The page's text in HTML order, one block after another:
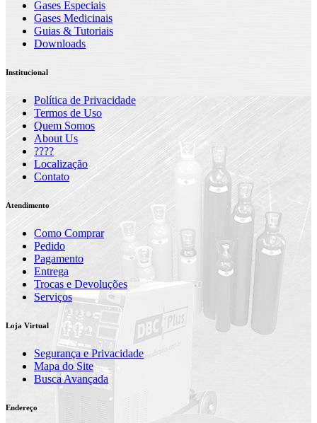
Gases Especiais
Gases Medicinais
Guias & Tutoriais
Downloads
Institucional
Política de Privacidade
Termos de Uso
Quem Somos
About Us
????
Localização
Contato
Atendimento
Como Comprar
Pedido
Pagamento
Entrega
Trocas e Devoluções
Serviços
Loja Virtual
Segurança e Privacidade
Mapa do Site
Busca Avançada
Endereço